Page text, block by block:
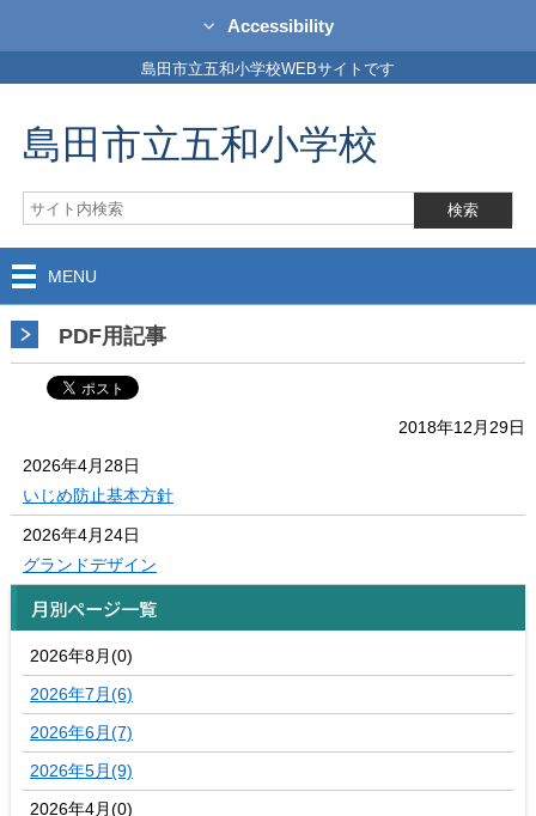
Accessibility
島田市立五和小学校WEBサイトです
島田市立五和小学校
MENU
PDF用記事
2018年12月29日
2026年4月28日
いじめ防止基本方針
2026年4月24日
グランドデザイン
月別ページ一覧
2026年8月(0)
2026年7月(6)
2026年6月(7)
2026年5月(9)
2026年4月(0)